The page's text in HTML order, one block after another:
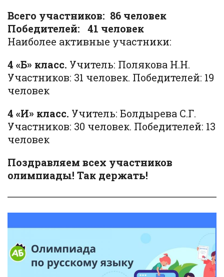
Всего участников: 86 человек
Победителей: 41 человек
Наиболее активные участники:
4 «Б» класс. Учитель: Полякова Н.Н.
Участников: 31 человек. Победителей: 19
человек
4 «И» класс. Учитель: Болдырева С.Г.
Участников: 30 человек. Победителей: 13
человек
Поздравляем всех участников
олимпиады! Так держать!